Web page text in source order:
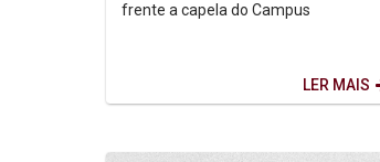
frente a capela do Campus
LER MAIS